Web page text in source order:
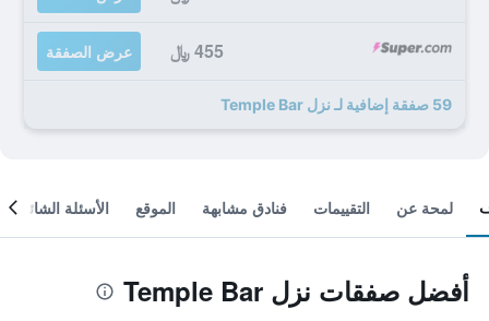
455 ﷼ عرض الصفقة
59 صفقة إضافية لـ نزل Temple Bar
لمحة عن التقييمات فنادق مشابهة الموقع الأسئلة الشائعة
أفضل صفقات نزل Temple Bar